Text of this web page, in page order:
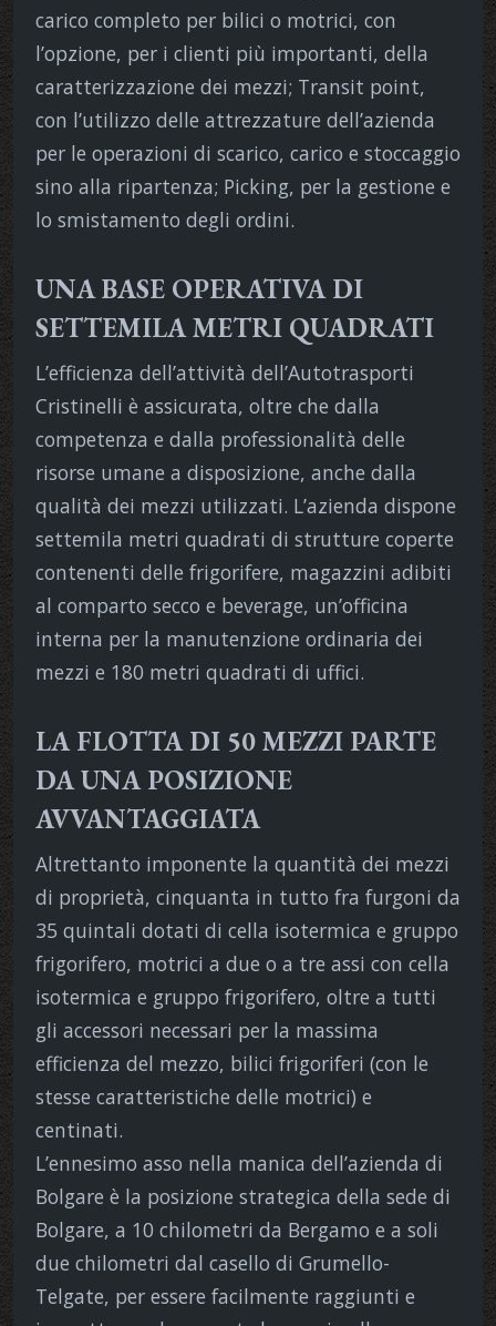
carico completo per bilici o motrici, con
l’opzione, per i clienti più importanti, della
caratterizzazione dei mezzi; Transit point,
con l’utilizzo delle attrezzature dell’azienda
per le operazioni di scarico, carico e stoccaggio
sino alla ripartenza; Picking, per la gestione e
lo smistamento degli ordini.
UNA BASE OPERATIVA DI
SETTEMILA METRI QUADRATI
L’efficienza dell’attività dell’Autotrasporti
Cristinelli è assicurata, oltre che dalla
competenza e dalla professionalità delle
risorse umane a disposizione, anche dalla
qualità dei mezzi utilizzati. L’azienda dispone
settemila metri quadrati di strutture coperte
contenenti delle frigorifere, magazzini adibiti
al comparto secco e beverage, un’officina
interna per la manutenzione ordinaria dei
mezzi e 180 metri quadrati di uffici.
LA FLOTTA DI 50 MEZZI PARTE
DA UNA POSIZIONE
AVVANTAGGIATA
Altrettanto imponente la quantità dei mezzi
di proprietà, cinquanta in tutto fra furgoni da
35 quintali dotati di cella isotermica e gruppo
frigorifero, motrici a due o a tre assi con cella
isotermica e gruppo frigorifero, oltre a tutti
gli accessori necessari per la massima
efficienza del mezzo, bilici frigoriferi (con le
stesse caratteristiche delle motrici) e
centinati.
L’ennesimo asso nella manica dell’azienda di
Bolgare è la posizione strategica della sede di
Bolgare, a 10 chilometri da Bergamo e a soli
due chilometri dal casello di Grumello-
Telgate, per essere facilmente raggiunti e